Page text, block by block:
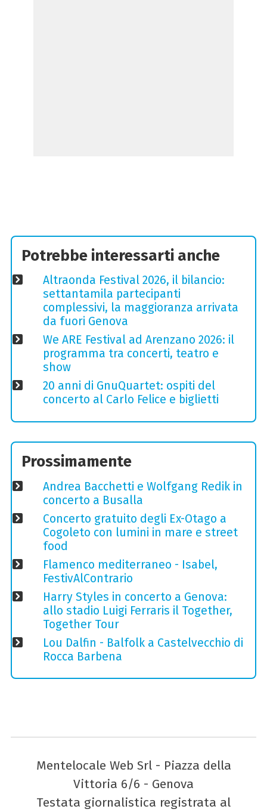
Potrebbe interessarti anche
Altraonda Festival 2026, il bilancio:
settantamila partecipanti
complessivi, la maggioranza arrivata
da fuori Genova
We ARE Festival ad Arenzano 2026: il
programma tra concerti, teatro e
show
20 anni di GnuQuartet: ospiti del
concerto al Carlo Felice e biglietti
Prossimamente
Andrea Bacchetti e Wolfgang Redik in
concerto a Busalla
Concerto gratuito degli Ex-Otago a
Cogoleto con lumini in mare e street
food
Flamenco mediterraneo - Isabel,
FestivAlContrario
Harry Styles in concerto a Genova:
allo stadio Luigi Ferraris il Together,
Together Tour
Lou Dalfin - Balfolk a Castelvecchio di
Rocca Barbena
Mentelocale Web Srl - Piazza della
Vittoria 6/6 - Genova
Testata giornalistica registrata al